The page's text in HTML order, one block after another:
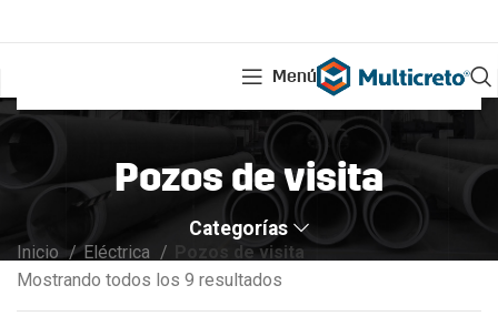
Menú
Pozos de visita
Categorías
Inicio Eléctrica
Pozos de visita
Mostrando todos los 9 resultados